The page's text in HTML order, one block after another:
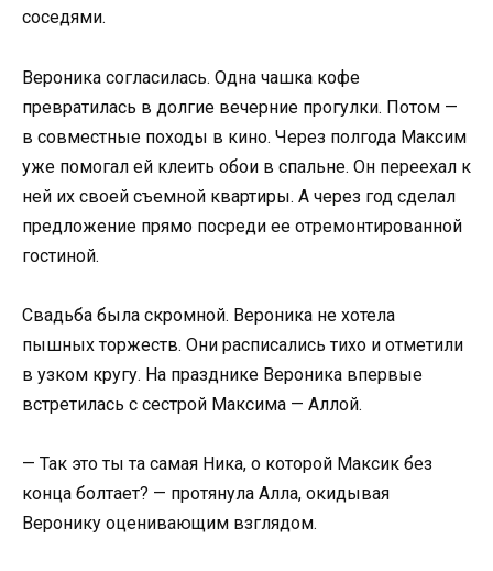
соседями.
Вероника согласилась. Одна чашка кофе
превратилась в долгие вечерние прогулки. Потом —
в совместные походы в кино. Через полгода Максим
уже помогал ей клеить обои в спальне. Он переехал к
ней их своей съемной квартиры. А через год сделал
предложение прямо посреди ее отремонтированной
гостиной.
Свадьба была скромной. Вероника не хотела
пышных торжеств. Они расписались тихо и отметили
в узком кругу. На празднике Вероника впервые
встретилась с сестрой Максима — Аллой.
— Так это ты та самая Ника, о которой Максик без
конца болтает? — протянула Алла, окидывая
Веронику оценивающим взглядом.